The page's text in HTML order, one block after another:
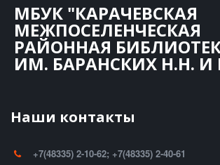
МБУК "КАРАЧЕВСКАЯ
МЕЖПОСЕЛЕНЧЕСКАЯ
РАЙОННАЯ
ИМ. БАРАНСКИХ Н.Н. И
Наши контакты
+7(48335) 2-10-62; +7(48335) 2-40-61